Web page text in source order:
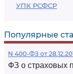
УПК РСФСР
Популярные
N 400-ФЗ от
ФЗ о страховых